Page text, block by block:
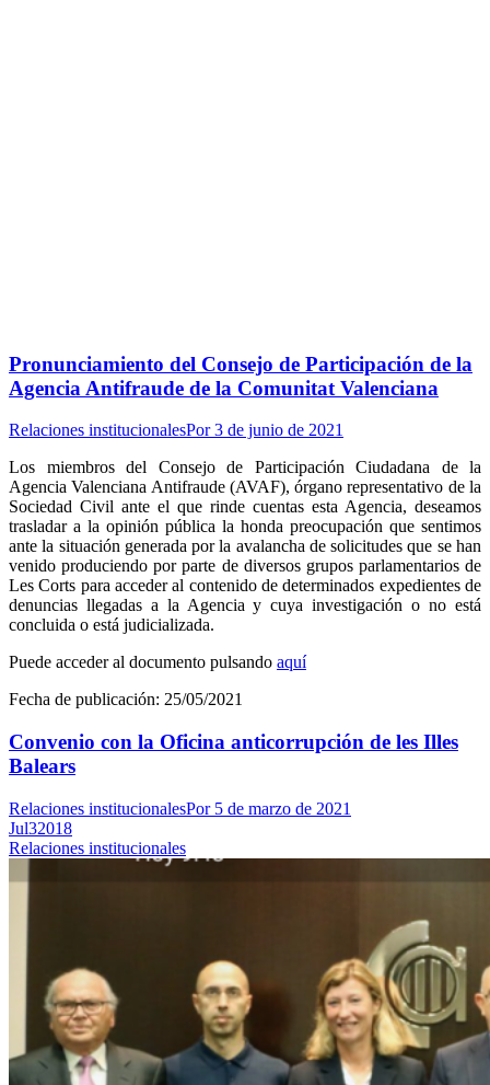
Pronunciamiento del Consejo de Participación de la
Agencia Antifraude de la Comunitat Valenciana
Relaciones institucionalesPor3 de junio de 2021
Los miembros del Consejo de Participación Ciudadana de la
Agencia Valenciana Antifraude (AVAF), órgano representativo de la
Sociedad Civil ante el que rinde cuentas esta Agencia, deseamos
trasladar a la opinión pública la honda preocupación que sentimos
ante la situación generada por la avalancha de solicitudes que se han
venido produciendo por parte de diversos grupos parlamentarios de
Les Corts para acceder al contenido de determinados expedientes de
denuncias llegadas a la Agencia y cuya investigación o no está
concluida o está judicializada.
Puede acceder al documento pulsando aquí
Fecha de publicación: 25/05/2021
Convenio con la Oficina anticorrupción de les Illes
Balears
Relaciones institucionalesPor 5 de marzo de 2021
Jul32018
Relaciones institucionales